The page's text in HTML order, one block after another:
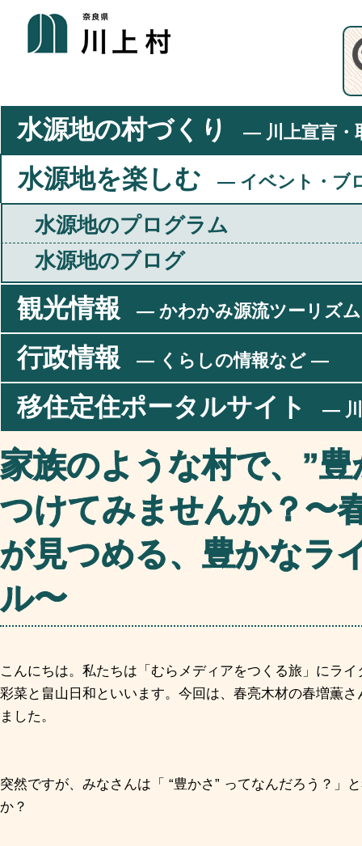
水源地の村づくり ― 川上宣言・
水源地を楽しむ ― イベント・ブ
水源地のプログラム
水源地のブログ
観光情報 ― かわかみ源流ツーリズ
行政情報 ― くらしの情報など ―
移住定住ポータルサイト ―
家族のような村で、”
つけてみませんか？〜
が見つめる、豊かなラ
ル〜
こんにちは。私たちは「むらメディアをつくる旅」にラ
彩菜と畠山日和といいます。今回は、春亮木材の春増薫
ました。
突然ですが、みなさんは「 “豊かさ” ってなんだろう？」
か？